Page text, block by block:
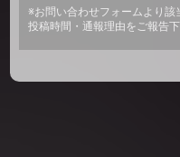
※お問い合わせフォームより該
投稿時間・通報理由をご報告下